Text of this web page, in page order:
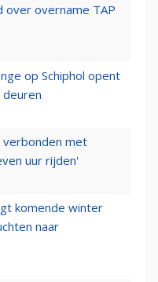
over overname TAP
op Schiphol opent
verbonden met
uur rijden'
komende winter
naar